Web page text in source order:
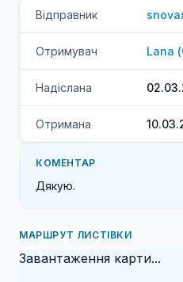
Відправник
Отримувач Lana (
Надіслана
Отримана
КОМЕНТАР
Дякую.
МАРШРУТ ЛИСТІВКИ
Завантаження карти...